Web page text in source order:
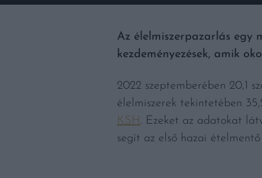
Az élelmiszerpazarlás egy
kezdeményezések, amik
2022 szeptemberében 20,1
élelmiszerek tekintetében
KSH. Ezeket az adatokat
segít az első hazai